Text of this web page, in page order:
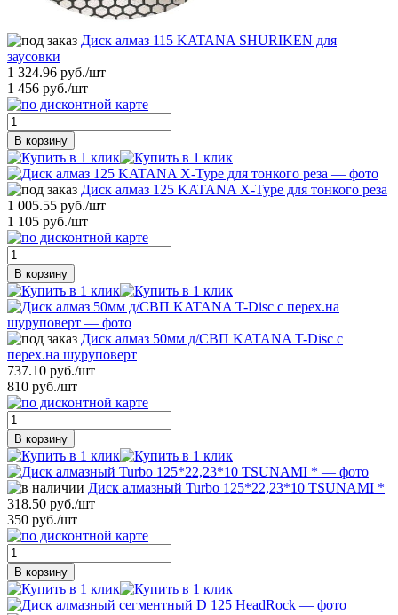
Диск алмаз 115 KATANA SHURIKEN для
заусовки
1 324.96 руб./шт
1 456 руб./шт
В корзину
Диск алмаз 125 KATANA X-Type для тонкого реза
1 005.55 руб./шт
1 105 руб./шт
В корзину
Диск алмаз 50мм д/СВП KATANA T-Disc с
перех.на шуруповерт
737.10 руб./шт
810 руб./шт
В корзину
Диск алмазный Turbo 125*22,23*10 TSUNAMI *
318.50 руб./шт
350 руб./шт
В корзину